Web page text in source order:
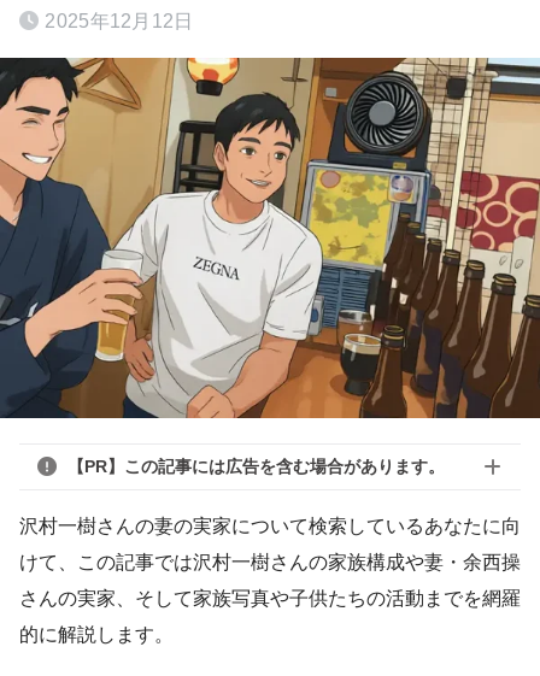
2025年12月12日
【PR】この記事には広告を含む場合があります。
沢村一樹さんの妻の実家について検索しているあなたに向
けて、この記事では沢村一樹さんの家族構成や妻・余西操
さんの実家、そして家族写真や子供たちの活動までを網羅
的に解説します。